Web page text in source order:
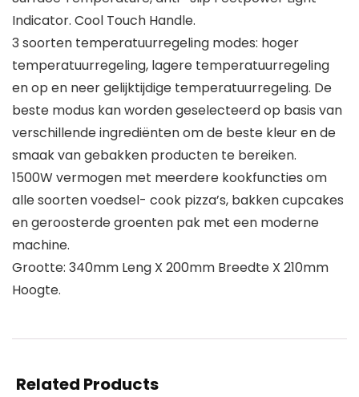
Indicator. Cool Touch Handle.
3 soorten temperatuurregeling modes: hoger
temperatuurregeling, lagere temperatuurregeling
en op en neer gelijktijdige temperatuurregeling. De
beste modus kan worden geselecteerd op basis van
verschillende ingrediënten om de beste kleur en de
smaak van gebakken producten te bereiken.
1500W vermogen met meerdere kookfuncties om
alle soorten voedsel- cook pizza’s, bakken cupcakes
en geroosterde groenten pak met een moderne
machine.
Grootte: 340mm Leng X 200mm Breedte X 210mm
Hoogte.
Related Products